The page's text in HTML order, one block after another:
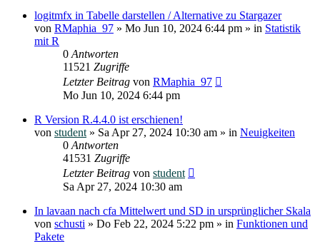
logitmfx in Tabelle darstellen / Alternative zu Stargazer
von RMaphia_97 » Mo Jun 10, 2024 6:44 pm » in Statistik
mit R
0 Antworten
11521 Zugriffe
Letzter Beitrag von RMaphia_97
Mo Jun 10, 2024 6:44 pm
R Version R.4.4.0 ist erschienen!
von student » Sa Apr 27, 2024 10:30 am » in Neuigkeiten
0 Antworten
41531 Zugriffe
Letzter Beitrag von student
Sa Apr 27, 2024 10:30 am
In lavaan nach cfa Mittelwert und SD in ursprünglicher Skala
von schusti » Do Feb 22, 2024 5:22 pm » in Funktionen und
Pakete